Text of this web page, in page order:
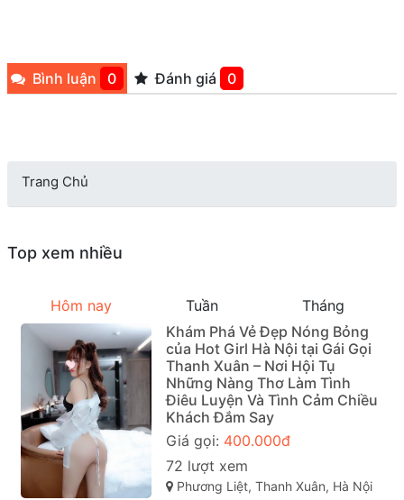
Bình luận 0 Đánh giá 0
Trang Chủ
Top xem nhiều
Hôm nay Tuần
Tháng
Khám Phá Vẻ Đẹp Nóng Bỏng
của Hot Girl Hà Nội tại Gái Gọi
Thanh Xuân – Nơi Hội Tụ
Những Nàng Thơ Làm Tình
Điêu Luyện Và Tình Cảm Chiều
Khách Đắm Say
Giá gọi: 400.000đ
72 lượt xem
Phương Liệt, Thanh Xuân, Hà Nội